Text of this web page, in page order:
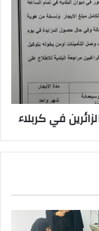
في كربلاء